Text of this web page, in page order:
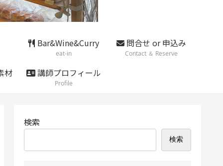
Bar&Wine&Curry
eat-in
問合せ or 申込み
Contact ＆ Reserve
材 講師プロフィール
Profile
検索
検索